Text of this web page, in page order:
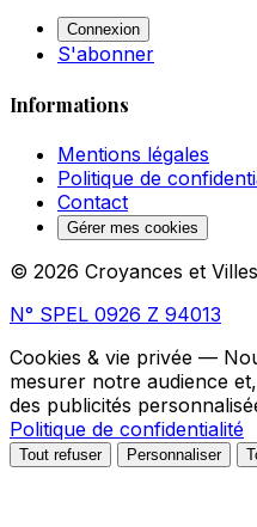
Connexion
S'abonner
Informations
Mentions légales
Politique de
Contact
Gérer mes cookies
© 2026 Croyances et
N° SPEL 0926 Z 94013
Cookies & vie privée —
mesurer notre audience
des publicités
Politique de confidentialité
Tout refuser Personnaliser